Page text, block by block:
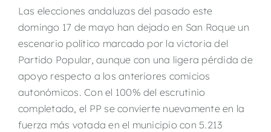
Las elecciones andaluzas del pasado este
domingo 17 de mayo han dejado en San Roque un
escenario político marcado por la victoria del
Partido Popular, aunque con una ligera pérdida de
apoyo respecto a los anteriores comicios
autonómicos. Con el 100% del escrutinio
completado, el PP se convierte nuevamente en la
fuerza más votada en el municipio con 5.213